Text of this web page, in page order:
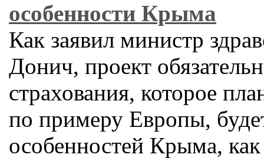
особенности Крыма
Как заявил министр
Донич, проект
страхования, которое
по примеру Европы,
особенностей Крыма,